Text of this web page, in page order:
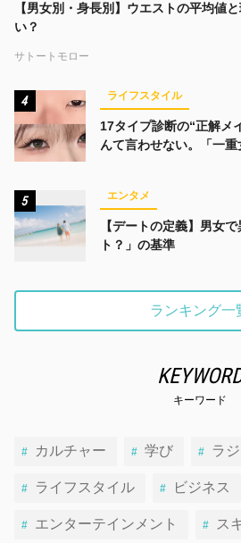
【男女別・身長別】ウエストの平均値
い？
サトートモロー
4 ライフスタイル
17タイプ診断の“正解メ
んて言わせない。「一
5 エンタメ
【デートの定義】男女
ト？」の基準
ランキング一
キーワード
カルチャー 学び ラ
ライフスタイル ビジネス
エンターテインメント ス